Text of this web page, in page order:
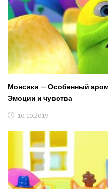
Монсики — Особенный
Эмоции и чувства
10.10.2019